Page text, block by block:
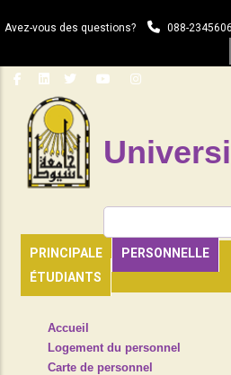
au
principal
Avez-vous des questions? 088-2345606
PRINCIPALE
PERSONNELLE
ÉTUDIANTS
HEADER
NAVIGATION
Accueil
Logement du personnel
Carte de personnel